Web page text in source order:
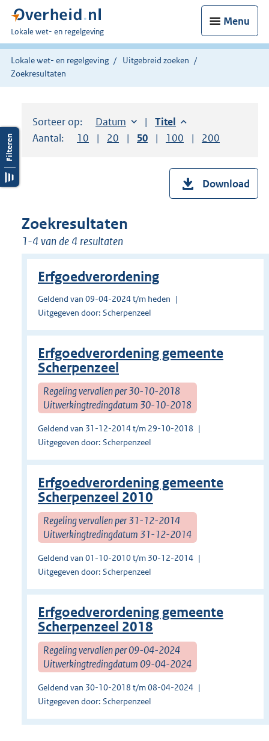
Menu
U
bent
hier:
Lokale wet- en regelgeving
Lokale wet- en regelgeving
Uitgebreid zoeken
Zoekresultaten
Sorteer op: Sorteer op:
Datum aflopendSorteer op:
Titel aflopend
Aantal:
Toon
10 resultaten per pagina
Toon
20 resultaten per pagina
Toon
50 resultaten per pagina
Toon
100 resultaten per
Toon
200
Download
Zoekresultaten
1-4 van de 4 resultaten
Erfgoedverordening
Geldend van 09-04-2024 t/m heden
Uitgegeven door: Scherpenzeel
Erfgoedverordening gemeente
Scherpenzeel
Regeling vervallen per 30-10-2018
Uitwerkingtredingdatum 30-10-2018
Geldend van 31-12-2014 t/m 29-10-2018
Uitgegeven door: Scherpenzeel
Erfgoedverordening gemeente
Scherpenzeel 2010
Regeling vervallen per 31-12-2014
Uitwerkingtredingdatum 31-12-2014
Geldend van 01-10-2010 t/m 30-12-2014
Uitgegeven door: Scherpenzeel
Erfgoedverordening gemeente
Scherpenzeel 2018
Regeling vervallen per 09-04-2024
Uitwerkingtredingdatum 09-04-2024
Geldend van 30-10-2018 t/m 08-04-2024
Uitgegeven door: Scherpenzeel